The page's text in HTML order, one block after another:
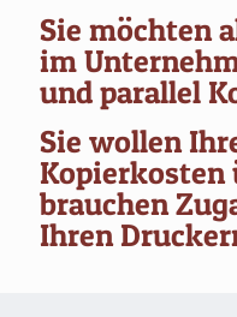
Sie möchten
im
und parallel
Sie wollen
Kopierkosten
brauchen
Ihren